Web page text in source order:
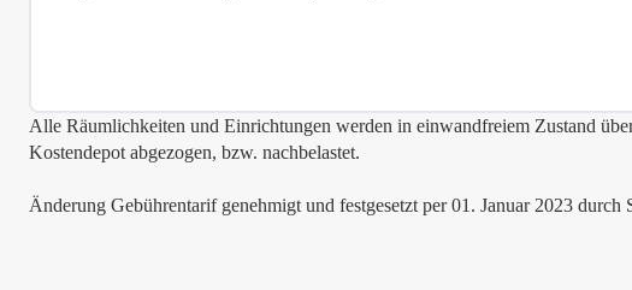
Alle Räumlichkeiten und Einrichtungen werden in einwandfreiem Zustand
Kostendepot abgezogen, bzw. nachbelastet.
Änderung Gebührentarif genehmigt und festgesetzt per 01. Januar 2023 durch